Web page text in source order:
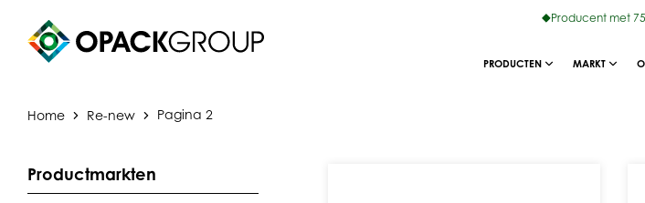
Producent met
PRODUCTEN MARKT
Home Re-new Pagina 2
Productmarkten